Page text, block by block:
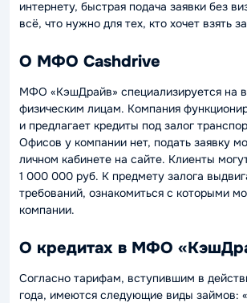
интернету, быстрая подача заявки без
всё, что нужно для тех, кто хочет взять
О МФО Cashdrive
МФО «КэшДрайв» специализируется на
физическим лицам. Компания
и предлагает кредиты под залог
Офисов у компании нет, подать заявку
личном кабинете на сайте. Клиенты
1 000 000 руб. К предмету залога
требований, ознакомиться с которыми
компании.
О кредитах в МФО
Согласно тарифам, вступившим в
года, имеются следующие виды займов: